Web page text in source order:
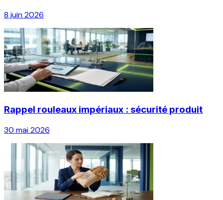
8 juin 2026
Rappel rouleaux impériaux : sécurité produit
30 mai 2026